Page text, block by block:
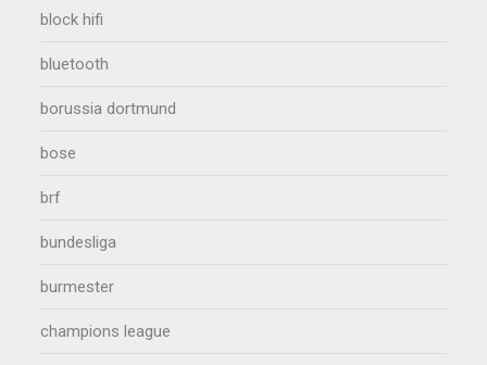
block hifi
bluetooth
borussia dortmund
bose
brf
bundesliga
burmester
champions league